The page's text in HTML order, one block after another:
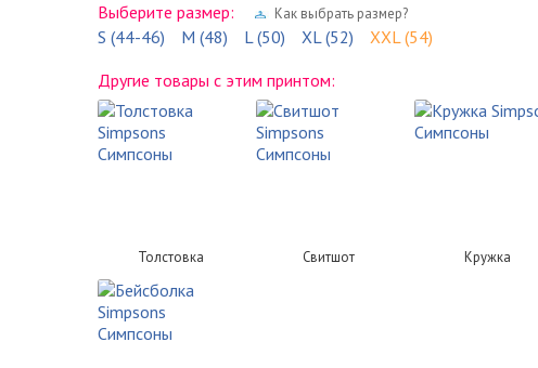
Выберите размер: Как выбрать размер?
S (44-46) M (48) L (50) XL (52)
XXL (54)
Другие товары с этим принтом:
Толстовка Свитшот Кружка